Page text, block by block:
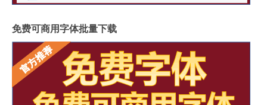
免费可商用字体批量下载